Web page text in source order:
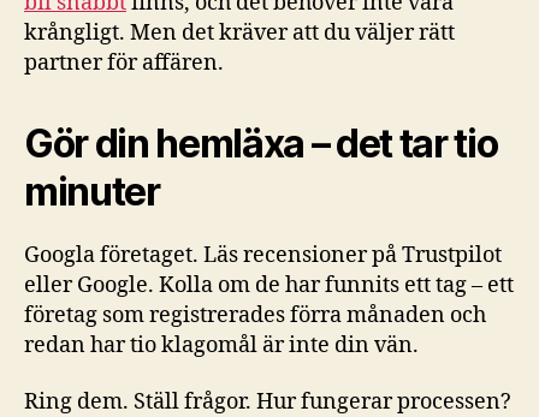
krångligt. Men det kräver att du väljer rätt
partner för affären.
Gör din hemläxa – det tar tio
minuter
Googla företaget. Läs recensioner på Trustpilot
eller Google. Kolla om de har funnits ett tag – ett
företag som registrerades förra månaden och
redan har tio klagomål är inte din vän.
Ring dem. Ställ frågor. Hur fungerar processen?